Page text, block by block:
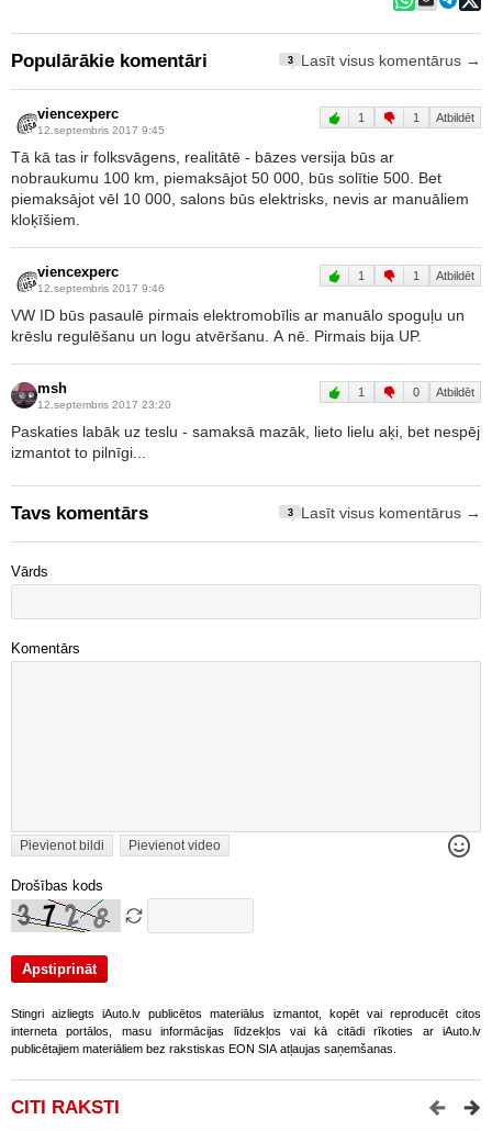
Populārākie komentāri 3 Lasīt visus komentārus →
viencexperc
12.septembris 2017 9:45
1 1 Atbildēt
Tā kā tas ir folksvāgens, realitātē - bāzes versija būs ar
nobraukumu 100 km, piemaksājot 50 000, būs solītie 500. Bet
piemaksājot vēl 10 000, salons būs elektrisks, nevis ar manuāliem
kloķīšiem.
viencexperc
12.septembris 2017 9:46
1 1 Atbildēt
VW ID būs pasaulē pirmais elektromobīlis ar manuālo spoguļu un
krēslu regulēšanu un logu atvēršanu. A nē. Pirmais bija UP.
msh
12.septembris 2017 23:20
1 0 Atbildēt
Paskaties labāk uz teslu - samaksā mazāk, lieto lielu aķi, bet nespēj
izmantot to pilnīgi...
Tavs komentārs 3 Lasīt visus komentārus →
Vārds
Komentārs
Pievienot bildi Pievienot video
Drošības kods
Stingri aizliegts iAuto.lv publicētos materiālus izmantot, kopēt vai reproducēt citos
interneta portālos, masu informācijas līdzekļos vai kā citādi rīkoties ar iAuto.lv
publicētajiem materiāliem bez rakstiskas EON SIA atļaujas saņemšanas.
CITI RAKSTI